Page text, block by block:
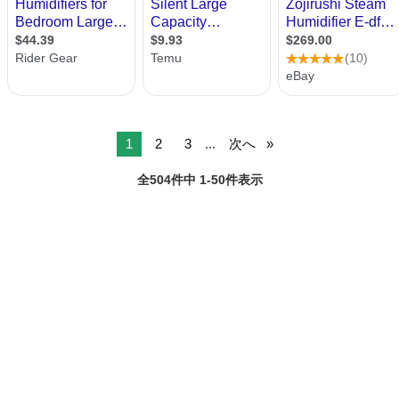
1 2 3 ... 次へ
全504件中 1-50件表示